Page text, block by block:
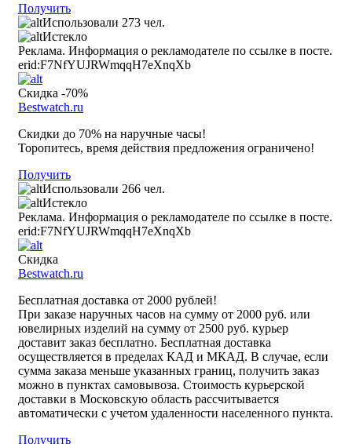
Получить
Использовали 273 чел.
Истекло
Реклама. Информация о рекламодателе по ссылке в посте.
erid:F7NfYUJRWmqqH7eXnqXb
Скидка -70%
Bestwatch.ru
Скидки до 70% на наручные часы!
Торопитесь, время действия предложения ограничено!
Получить
Использовали 266 чел.
Истекло
Реклама. Информация о рекламодателе по ссылке в посте.
erid:F7NfYUJRWmqqH7eXnqXb
Скидка
Bestwatch.ru
Бесплатная доставка от 2000 рублей!
При заказе наручных часов на сумму от 2000 руб. или
ювелирных изделий на сумму от 2500 руб. курьер
доставит заказ бесплатно. Бесплатная доставка
осуществляется в пределах КАД и МКАД. В случае, если
сумма заказа меньше указанных границ, получить заказ
можно в пунктах самовывоза. Стоимость курьерской
доставки в Московскую область рассчитывается
автоматически с учетом удаленности населенного пункта.
Получить